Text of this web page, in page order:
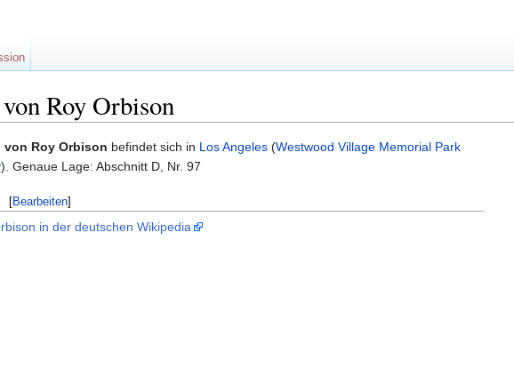
Roy Orbison
von Roy Orbison befindet sich in Los Angeles (Westwood Village Memorial Park
). Genaue Lage: Abschnitt D, Nr. 97
[Bearbeiten]
in der deutschen Wikipedia